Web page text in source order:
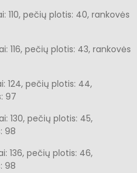
110, pečių plotis: 40, rankovės
116, pečių plotis: 43, rankovės
124, pečių plotis: 44,
97
130, pečių plotis: 45,
98
136, pečių plotis: 46,
98